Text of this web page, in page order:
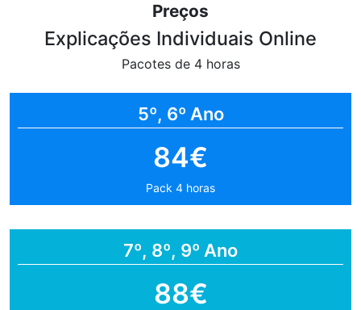
Preços
Explicações Individuais Online
Pacotes de 4 horas
5º, 6º Ano
84€
Pack 4 horas
7º, 8º, 9º Ano
88€